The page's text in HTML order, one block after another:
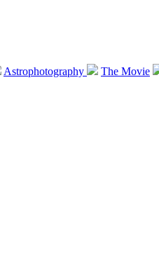
Astrophotography The Movie